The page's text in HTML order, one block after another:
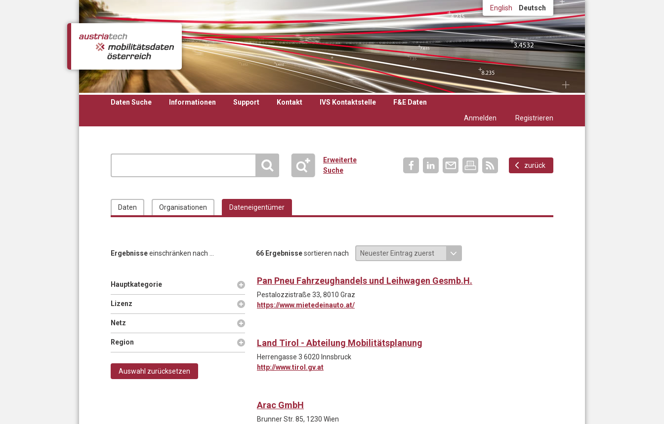
English Deutsch
Daten Suche Informationen Support Kontakt IVS Kontaktstelle
F&E Daten
Anmelden
Registrieren
Erweiterte
Suche
zurück
Daten Organisationen Dateneigentümer
Ergebnisseeinschränken nach ... 66 Ergebnissesortieren nach
Anzeigen
Hauptkategorie
Anzeigen
Lizenz
Anzeigen
Netz
Anzeigen
Region
Pan Pneu Fahrzeughandels und Leihwagen Gesmb.H.
Pestalozzistraße 33, 8010 Graz
https://www.mietedeinauto.at/
Land Tirol - Abteilung Mobilitätsplanung
Herrengasse 3 6020 Innsbruck
http://www.tirol.gv.at
Arac GmbH
Brunner Str. 85, 1230 Wien
Seiten